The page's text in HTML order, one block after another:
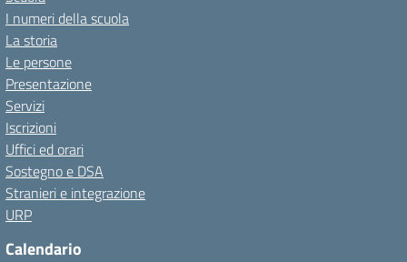
I numeri della scuola
La storia
Le persone
Presentazione
Servizi
Iscrizioni
Uffici ed orari
Sostegno e DSA
Stranieri e integrazione
URP
Calendario